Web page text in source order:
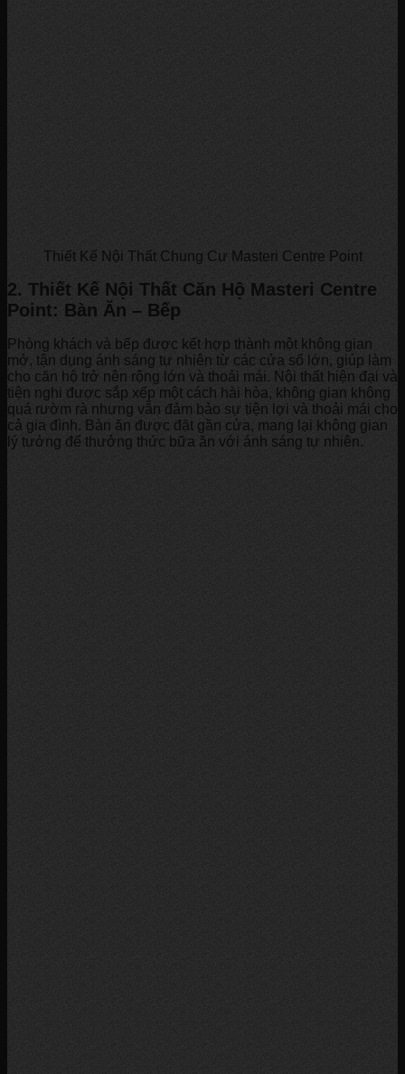
Thiết Kế Nội Thất Chung Cư Masteri Centre Point
2. Thiết Kế Nội Thất Căn Hộ Masteri Centre
Point: Bàn Ăn – Bếp
Phòng khách và bếp được kết hợp thành một không gian
mở, tận dụng ánh sáng tự nhiên từ các cửa sổ lớn, giúp làm
cho căn hộ trở nên rộng lớn và thoải mái. Nội thất hiện đại và
tiện nghi được sắp xếp một cách hài hòa, không gian không
quá rườm rà nhưng vẫn đảm bảo sự tiện lợi và thoải mái cho
cả gia đình. Bàn ăn được đặt gần cửa, mang lại không gian
lý tưởng để thưởng thức bữa ăn với ánh sáng tự nhiên.